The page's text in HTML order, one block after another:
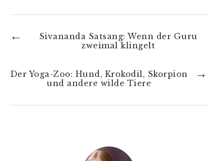
Sivananda Satsang: Wenn der Guru
zweimal klingelt
Der Yoga-Zoo: Hund, Krokodil, Skorpion
und andere wilde Tiere